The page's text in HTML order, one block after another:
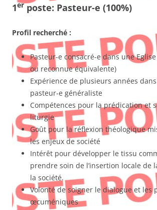
1erposte: Pasteur-e (100%)
Profil recherché :
Pasteur-e consacré-e dans une
ou reconnue équivalente)
Expérience de plusieurs années
pasteur-e généraliste
Compétences pour la prédication et
liturgie
Goût pour la réflexion théologique
les enjeux de société
Intérêt pour développer le tissu
prendre soin de l’insertion locale de
la société.
Volonté de soigner le dialogue et les
œcuméniques